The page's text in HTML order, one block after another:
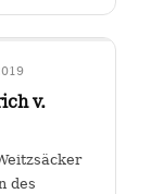
v.
des